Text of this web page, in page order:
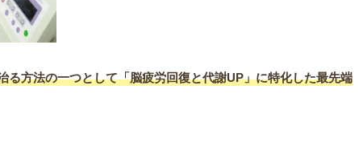
る方法の一つとして「脳疲労回復と代謝UP」に特化した最先端